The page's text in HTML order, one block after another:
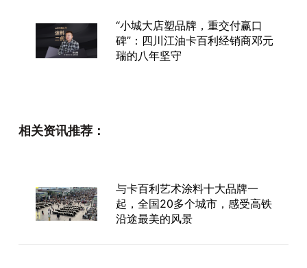
“小城大店塑品牌，重交付赢口
碑”：四川江油卡百利经销商邓元
瑞的八年坚守
金商故事丨卡百利义乌雷文辉：
从调色专家到艺术涂料大咖
相关资讯推荐：
与卡百利艺术涂料十大品牌一
起，全国20多个城市，感受高铁
沿途最美的风景